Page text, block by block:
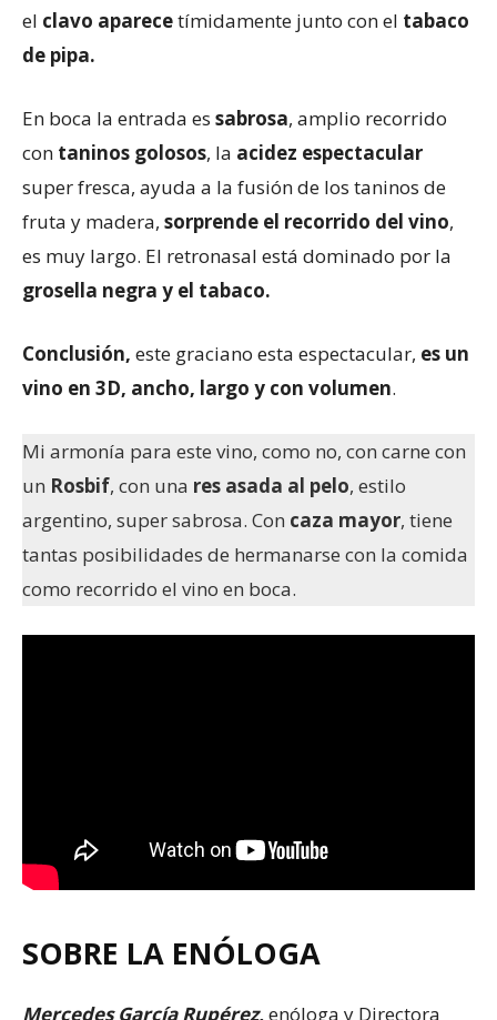
el clavo aparecetímidamente junto con el tabaco
de pipa.
En boca la entrada es sabrosa, amplio recorrido
con taninos golosos, la acidez espectacular
super fresca, ayuda a la fusión de los taninos de
fruta y madera, sorprende el recorrido del vino,
es muy largo. El retronasal está dominado por la
grosella negra y el tabaco.
Conclusión, este graciano esta espectacular, es un
vino en 3D, ancho, largo y con volumen.
Mi armonía para este vino, como no, con carne con
un Rosbif, con una res asada al pelo, estilo
argentino, super sabrosa. Con caza mayor, tiene
tantas posibilidades de hermanarse con la comida
como recorrido el vino en boca.
SOBRE LA ENÓLOGA
Mercedes García Rupérez,enóloga y Directora